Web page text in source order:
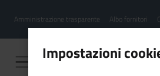
contenuto
Menu
hamburgher
Amministrazione trasparente Albo fornitori
Impostazioni